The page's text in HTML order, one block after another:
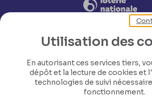
Utilisation des
En autorisant ces services tiers,
dépôt et la lecture de cookies et
technologies de suivi
fonctionnement.